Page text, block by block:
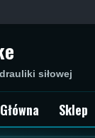
siłowej
Sklep